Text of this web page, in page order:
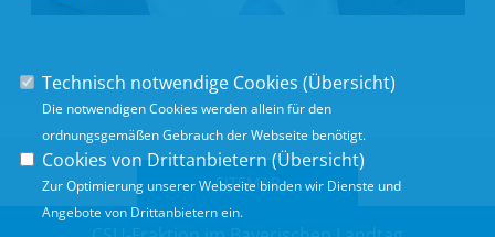
SITEMAP
Technisch notwendige Cookies (Übersicht)
Die notwendigen Cookies werden allein für den
ordnungsgemäßen Gebrauch der Webseite benötigt.
Cookies von Drittanbietern (Übersicht)
Zur Optimierung unserer Webseite binden wir Dienste und
Angebote von Drittanbietern ein.